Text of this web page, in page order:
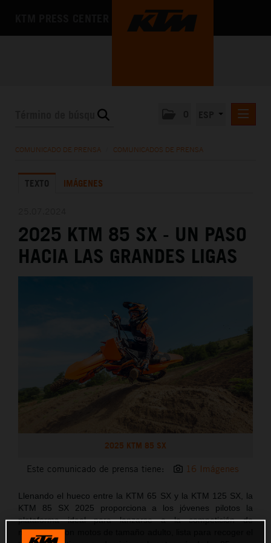
LA EMPRESA
COMUNICADO DE PRENSA COMUNICADOS DE PRENSA
TEXTO IMÁGENES
2025 KTM 85 SX - UN PASO
HACIA LAS GRANDES LIGAS
2025 KTM 85 SX
Este comunicado de prensa tiene: 16 Imágenes
Llenando el hueco entre la KTM 65 SX y la KTM 125 SX, la
KTM 85 SX 2025 proporciona a los jóvenes pilotos la
plataforma ideal para lanzarse a la competición de
motocross con motos de tamaño adulto, lista para recoger el